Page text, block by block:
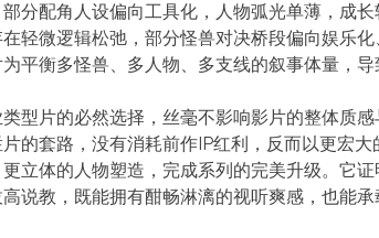
分配角人设偏向工具化，人物弧光单薄，成
轻微逻辑松弛，部分怪兽对决桥段偏向娱乐
平衡多怪兽、多人物、多支线的叙事体量，
型片的必然选择，丝毫不影响影片的整体质
的套路，没有消耗前作IP红利，反而以更宏大
立体的人物塑造，完成系列的完美升级。它
说教，既能拥有酣畅淋漓的视听爽感，也能